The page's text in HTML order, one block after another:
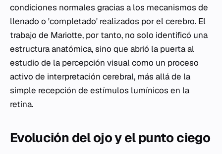
condiciones normales gracias a los mecanismos de
llenado o 'completado' realizados por el cerebro. El
trabajo de Mariotte, por tanto, no solo identificó una
estructura anatómica, sino que abrió la puerta al
estudio de la percepción visual como un proceso
activo de interpretación cerebral, más allá de la
simple recepción de estímulos lumínicos en la
retina.
Evolución del ojo y el punto ciego